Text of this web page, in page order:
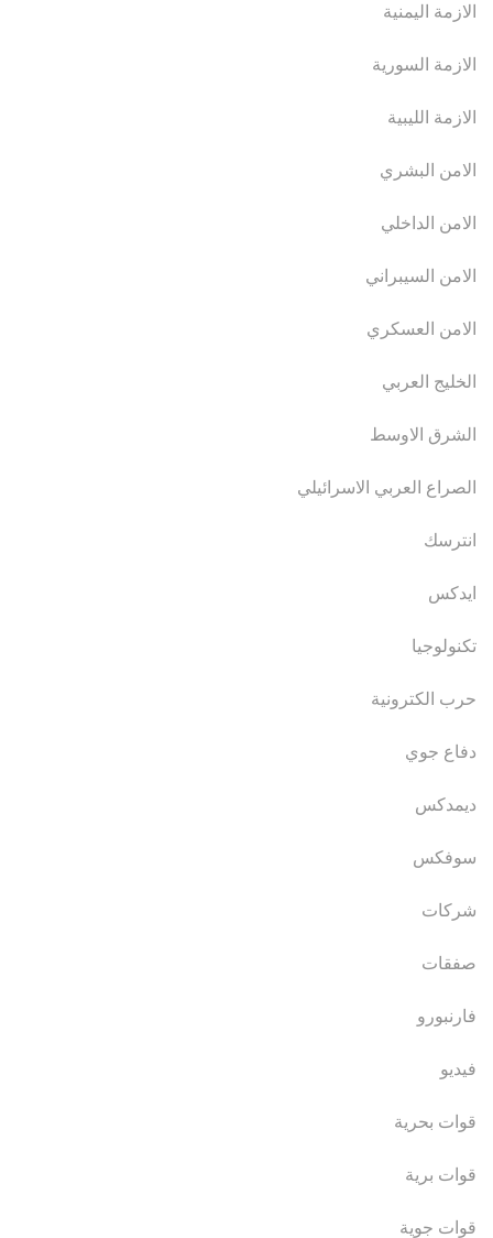
الازمة اليمنية
الازمة السورية
الازمة الليبية
الامن البشري
الامن الداخلي
الامن السيبراني
الامن العسكري
الخليج العربي
الشرق الاوسط
الصراع العربي الاسرائيلي
انترسك
ايدكس
تكنولوجيا
حرب الكترونية
دفاع جوي
ديمدكس
سوفكس
شركات
صفقات
فارنبورو
فيديو
قوات بحرية
قوات برية
قوات جوية